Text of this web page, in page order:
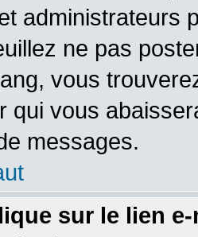
administrateurs
ne pas
vous
qui vous
messages.
sur le lien